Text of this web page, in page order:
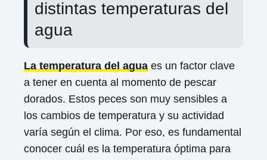
distintas temperaturas del
agua
La temperatura del agua es un factor clave
a tener en cuenta al momento de pescar
dorados. Estos peces son muy sensibles a
los cambios de temperatura y su actividad
varía según el clima. Por eso, es fundamental
conocer cuál es la temperatura óptima para